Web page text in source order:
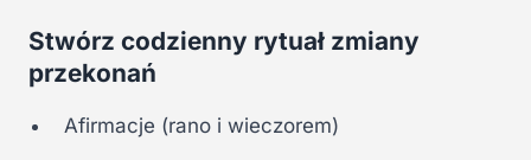
Stwórz codzienny rytuał zmiany
przekonań
Afirmacje (rano i wieczorem)